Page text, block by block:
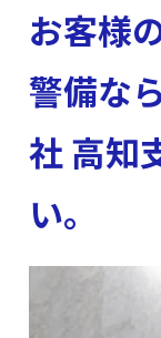
お客様
警備な
社 高知
い。